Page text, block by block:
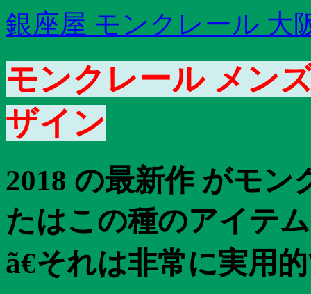
銀座屋 モンクレール 大
モンクレール メン
ザイン
2018 の最新作 がモ
たはこの種のアイテ
ã€それは非常に実用